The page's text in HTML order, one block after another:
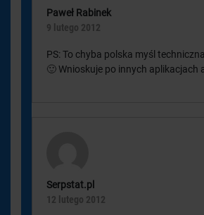
Paweł Rabinek
9 lutego 2012
PS: To chyba polska myśl
🙂 Wnioskuje po innych aplikacjach
Serpstat.pl
12 lutego 2012